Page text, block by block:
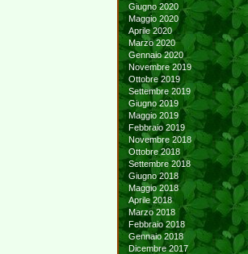
Giugno 2020
Maggio 2020
Aprile 2020
Marzo 2020
Gennaio 2020
Novembre 2019
Ottobre 2019
Settembre 2019
Giugno 2019
Maggio 2019
Febbraio 2019
Novembre 2018
Ottobre 2018
Settembre 2018
Giugno 2018
Maggio 2018
Aprile 2018
Marzo 2018
Febbraio 2018
Gennaio 2018
Dicembre 2017